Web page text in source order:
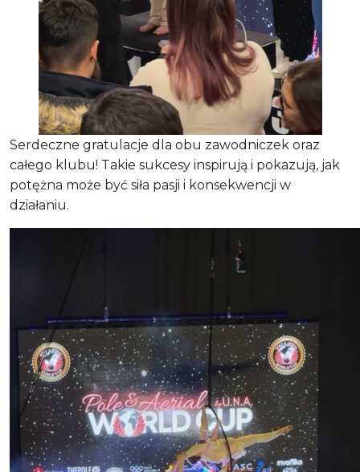
Serdeczne gratulacje dla obu zawodniczek oraz
całego klubu! Takie sukcesy inspirują i pokazują, jak
potężna może być siła pasji i konsekwencji w
działaniu.